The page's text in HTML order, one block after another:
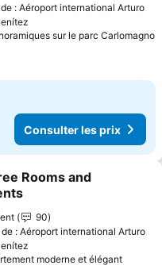
: Aéroport international Arturo
sur le parc Carlomagno
Consulter les prix
à mes favoris
Rooms and
90
: Aéroport international Arturo
moderne et élégant